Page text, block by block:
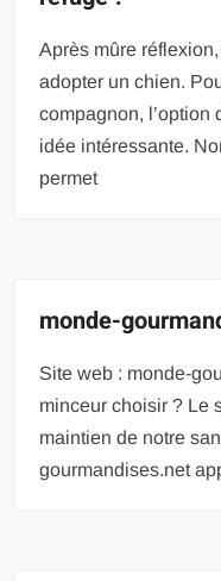
Après mûre
adopter un chien.
compagnon, l’option
idée intéressante.
permet
monde-
Site web : monde-
minceur choisir ? Le
maintien de notre
gourmandises.net